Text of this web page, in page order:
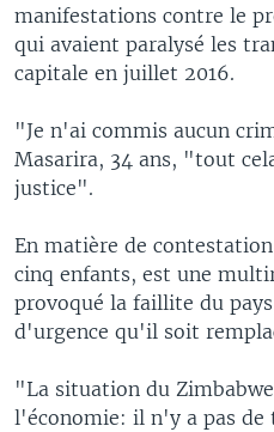
manifestations contre le
qui avaient paralysé les
capitale en juillet 2016.
"Je n'ai commis aucun
Masarira, 34 ans, "tout
justice".
En matière de
cinq enfants, est une
provoqué la faillite du
d'urgence qu'il soit
"La situation du
l'économie: il n'y a pas